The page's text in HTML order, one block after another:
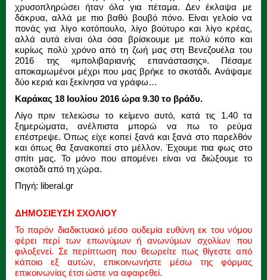
χρυσοπληρώσει ήταν όλα για πέταμα. Δεν έκλαψα με
δάκρυα, αλλά με πιο βαθύ βουβό πόνο. Είναι γελοίο να
πονάς για λίγο κοτόπουλο, λίγο βούτυρο και λίγο κρέας,
αλλά αυτά είναι όλα όσα βρίσκουμε με πολύ κόπο και
κυρίως πολύ χρόνο από τη ζωή μας στη Βενεζουέλα του
2016 της «μπολιβαριανής επανάστασης». Πέσαμε
αποκαμωμένοι μέχρι που μας βρήκε το σκοτάδι. Ανάψαμε
δύο κεριά και ξεκίνησα να γράφω…
Καράκας 18 Ιουλίου 2016 ώρα 9.30 το βράδυ.
Λίγο πριν τελειώσω το κείμενο αυτό, κατά τις 1.40 τα
ξημερώματα, ανέλπιστα μπορώ να πω το ρεύμα
επέστρεψε. Όπως είχε κοπεί ξανά και ξανά στο παρελθόν
και όπως θα ξανακοπεί στο μέλλον. Έχουμε πια φως στο
σπίτι μας. Το μόνο που απομένει είναι να διώξουμε το
σκοτάδι από τη χώρα.
Πηγή: liberal.gr
ΔΗΜΟΣΙΕΥΣΗ ΣΧΟΛΙΟΥ
Το παρόν διαδικτυακό μέσο ουδεμία ευθύνη εκ του νόμου
φέρει περί των επωνύμων ή ανωνύμων σχολίων που
φιλοξενεί. Σε περίπτωση που θεωρείτε πως θίγεστε από
κάποιο εξ αυτών, επικοινωνήστε μέσω της φόρμας
επικοινωνίας έτσι ώστε να αφαιρεθεί.